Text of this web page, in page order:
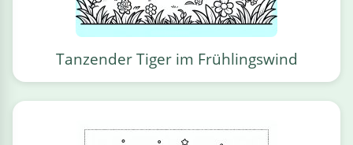
Tanzender Tiger im Frühlingswind